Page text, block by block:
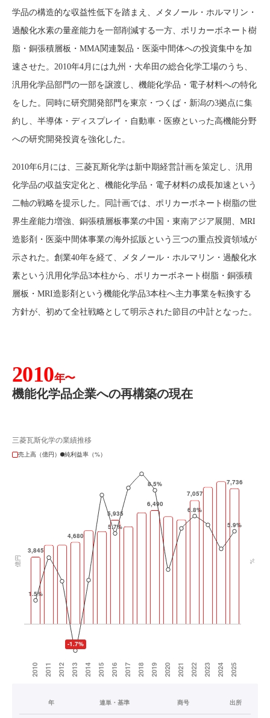
学品の構造的な収益性低下を踏まえ、メタノール・ホルマリン・
過酸化水素の量産能力を一部削減する一方、ポリカーボネート樹
脂・銅張積層板・MMA関連製品・医薬中間体への投資集中を加
速させた。2010年4月には九州・大牟田の総合化学工場のうち、
汎用化学品部門の一部を譲渡し、機能化学品・電子材料への特化
をした。同時に研究開発部門を東京・つくば・新潟の3拠点に集
約し、半導体・ディスプレイ・自動車・医療といった高機能分野
への研究開発投資を強化した。
2010年6月には、三菱瓦斯化学は新中期経営計画を策定し、汎用
化学品の収益安定化と、機能化学品・電子材料の成長加速という
二軸の戦略を提示した。同計画では、ポリカーボネート樹脂の世
界生産能力増強、銅張積層板事業の中国・東南アジア展開、MRI
造影剤・医薬中間体事業の海外拡販という三つの重点投資領域が
示された。創業40年を経て、メタノール・ホルマリン・過酸化水
素という汎用化学品3本柱から、ポリカーボネート樹脂・銅張積
層板・MRI造影剤という機能化学品3本柱へ主力事業を転換する
方針が、初めて全社戦略として明示された節目の中計となった。
2010年〜
機能化学品企業への再構築の現在
三菱瓦斯化学の業績推移
売上高（億円）
純利益率（%）
年 連単・基準 商号 出所